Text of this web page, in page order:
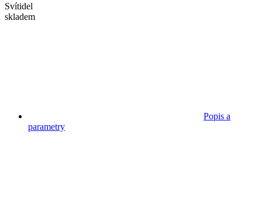
Svítidel
skladem
Popis a
parametry